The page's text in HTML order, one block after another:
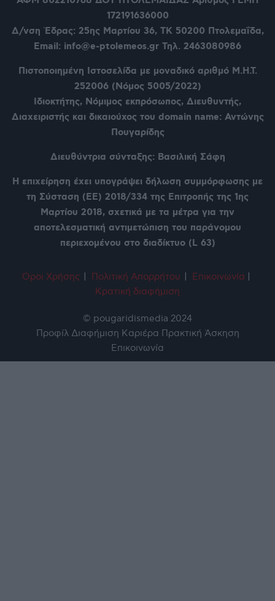
172191636000
Δ/νση Έδρας: 25ης Μαρτίου 36, ΤΚ 50200 Πτολεμαΐδα,
Email: info@e-ptolemeos.gr Τηλ. 2463080986
Πιστοποιημένη Ιστοσελίδα με μοναδικό αριθμό Μ.Η.Τ.
252006 (Νόμος 5005/2022)
Ιδιοκτήτης, Νόμιμος εκπρόσωπος, Διευθυντής,
Διαχειριστής και δικαιούχος του domain name: Αντώνης
Πουγαρίδης
Διευθύντρια σύνταξης: Βασιλική Σάφη
Η επιχείρηση έχει υπογράψει δήλωση συμμόρφωσης με
τη Σύσταση (ΕΕ) 2018/334 της Επιτροπής της 1ης
Μαρτίου 2018, σχετικά με τα μέτρα για την
αποτελεσματική αντιμετώπιση του παράνομου
περιεχομένου στο διαδίκτυο (L 63)
Όροι Χρήσης Πολιτική Απορρήτου Επικοινωνία
Κρατική διαφήμιση
© pougaridismedia 2024
Προφίλ Διαφήμιση Καριέρα Πρακτική Άσκηση
Επικοινωνία